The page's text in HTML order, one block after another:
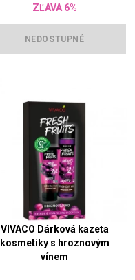
ZĽAVA 6%
NEDOSTUPNÉ
VIVACO Dárková kazeta
kosmetiky s hroznovým
vínem